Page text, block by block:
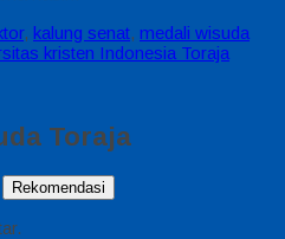
, kalung senat, medali wisuda
kristen Indonesia Toraja
Toraja
Rekomendasi